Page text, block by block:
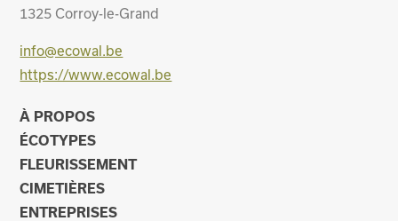
1325 Corroy-le-Grand
info@ecowal.be
https://www.ecowal.be
À PROPOS
ÉCOTYPES
FLEURISSEMENT
CIMETIÈRES
ENTREPRISES